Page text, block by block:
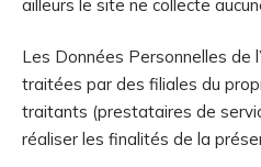
ailleurs le site ne collecte
Les Données Personnelles de
traitées par des filiales du
traitants (prestataires de
réaliser les finalités de la